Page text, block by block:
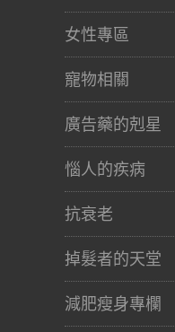
女性專區
寵物相關
廣告藥的剋星
惱人的疾病
抗衰老
掉髮者的天堂
減肥瘦身專欄